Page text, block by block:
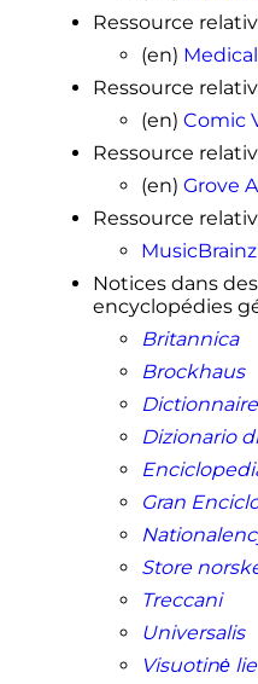
Ressource
(en)
Ressource
(en) Comic
Ressource
(en) Grove
Ressource
MusicBrainz
Notices dans
encyclopédies
Britannica
Brockhaus
Dizionario
Gran
Store
Treccani
Universalis
Visuotinė